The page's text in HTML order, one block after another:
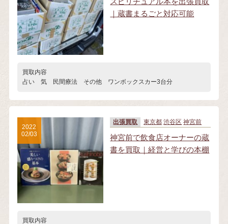
｜蔵書まるごと対応可能
買取内容
占い 気 民間療法 その他 ワンボックスカー3台分
出張買取 東京都 渋谷区 神宮前
神宮前で飲食店オーナーの蔵
書を買取｜経営と学びの本棚
買取内容
2022
02/03